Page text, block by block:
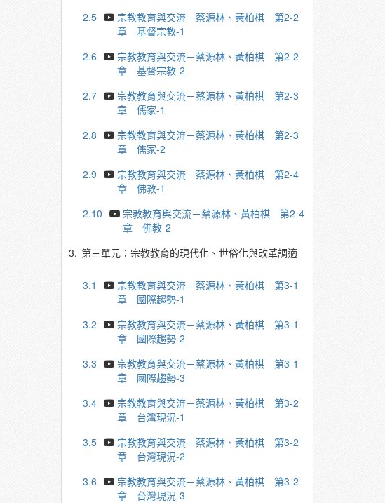
2.5
宗教教育與交流－蔡源林、黃柏棋 第2-2
章 基督宗教-1
2.6
宗教教育與交流－蔡源林、黃柏棋 第2-2
章 基督宗教-2
2.7
宗教教育與交流－蔡源林、黃柏棋 第2-3
章 儒家-1
2.8
宗教教育與交流－蔡源林、黃柏棋 第2-3
章 儒家-2
2.9
宗教教育與交流－蔡源林、黃柏棋 第2-4
章 佛教-1
2.10
宗教教育與交流－蔡源林、黃柏棋 第2-4
章 佛教-2
3. 第三單元：宗教教育的現代化、世俗化與改革調適
3.1
宗教教育與交流－蔡源林、黃柏棋 第3-1
章 國際趨勢-1
3.2
宗教教育與交流－蔡源林、黃柏棋 第3-1
章 國際趨勢-2
3.3
宗教教育與交流－蔡源林、黃柏棋 第3-1
章 國際趨勢-3
3.4
宗教教育與交流－蔡源林、黃柏棋 第3-2
章 台灣現況-1
3.5
宗教教育與交流－蔡源林、黃柏棋 第3-2
章 台灣現況-2
3.6
宗教教育與交流－蔡源林、黃柏棋 第3-2
章 台灣現況-3